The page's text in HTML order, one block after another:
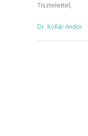
Tisztelettel,
Dr. Kollár Andor